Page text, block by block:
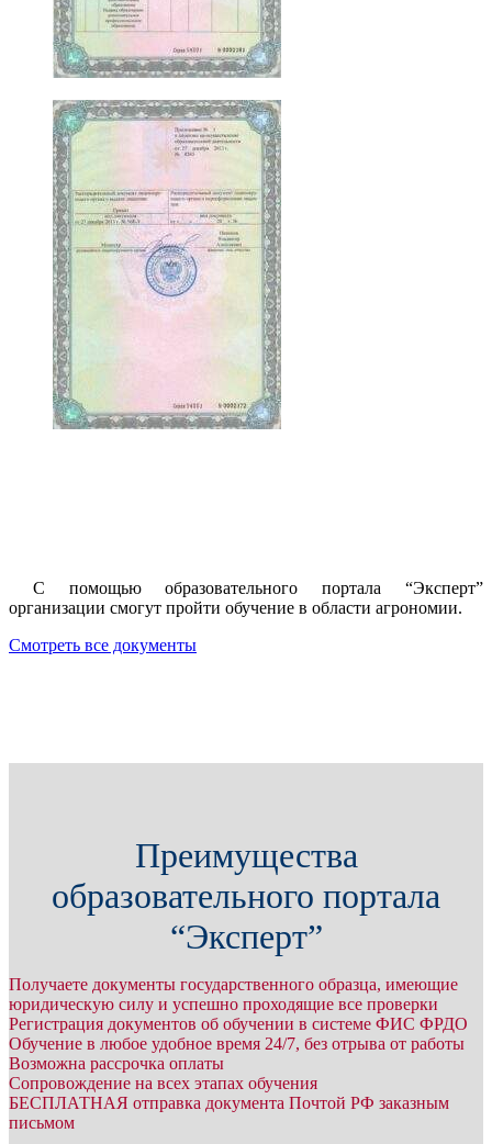
С помощью образовательного портала “Эксперт”
организации смогут пройти обучение в области агрономии.
Смотреть все документы
Преимущества
образовательного портала
“Эксперт”
Получаете документы государственного образца, имеющие
юридическую силу и успешно проходящие все проверки
Регистрация документов об обучении в системе ФИС ФРДО
Обучение в любое удобное время 24/7, без отрыва от работы
Возможна рассрочка оплаты
Сопровождение на всех этапах обучения
БЕСПЛАТНАЯ отправка документа Почтой РФ заказным
письмом